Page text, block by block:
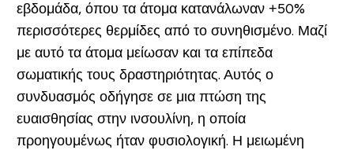
εβδομάδα, όπου τα άτομα κατανάλωναν +50%
περισσότερες θερμίδες από το συνηθισμένο. Μαζί
με αυτό τα άτομα μείωσαν και τα επίπεδα
σωματικής τους δραστηριότητας. Αυτός ο
συνδυασμός οδήγησε σε μια πτώση της
ευαισθησίας στην ινσουλίνη, η οποία
προηγουμένως ήταν φυσιολογική. Η μειωμένη